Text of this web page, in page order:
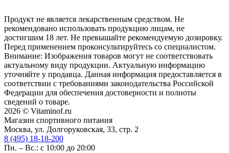
Продукт не является лекарственным средством. Не
рекомендовано использовать продукцию лицам, не
достигшим 18 лет. Не превышайте рекомендуемую дозировку.
Перед применением проконсультируйтесь со специалистом.
Внимание: Изображения товаров могут не соответствовать
актуальному виду продукции. Актуальную информацию
уточняйте у продавца. Данная информация предоставляется в
соответствии с требованиями законодательства Российской
Федерации для обеспечения достоверности и полноты
сведений о товаре.
2026 © Vitaminof.ru
Магазин спортивного питания
Москва, ул. Долгоруковская, 33, стр. 2
8 (495) 18-18-200
Пн. – Вс.: с 10:00 до 20:00